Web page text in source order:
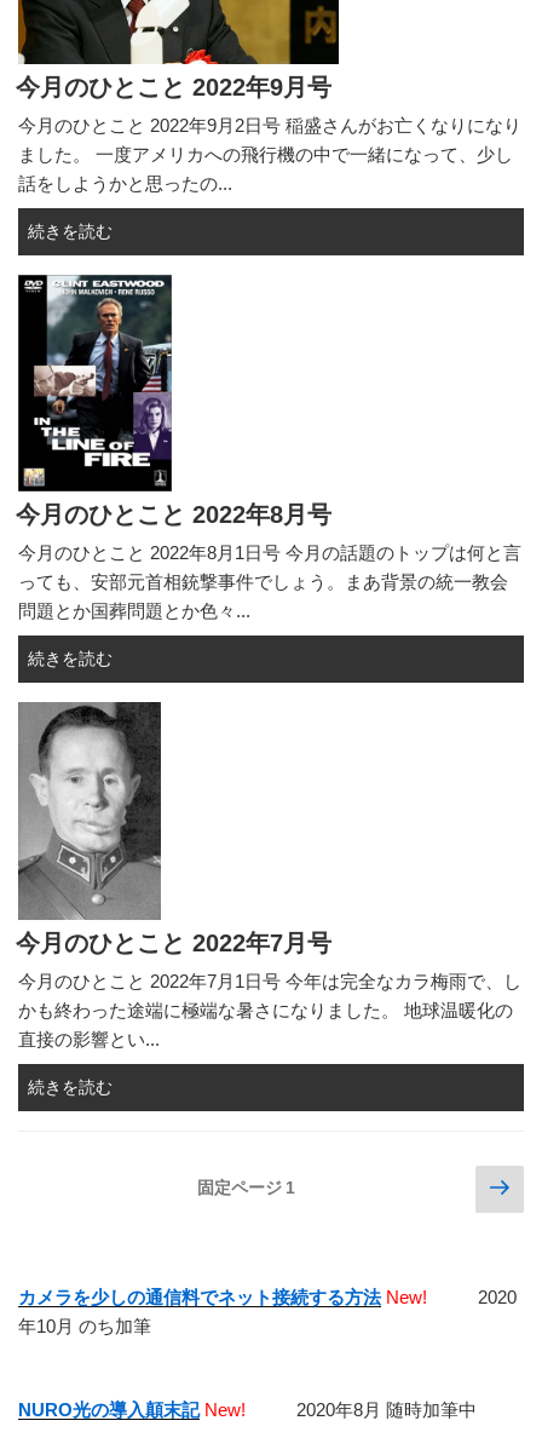
今月のひとこと 2022年9月号
今月のひとこと 2022年9月2日号 稲盛さんがお亡くなりになり
ました。 一度アメリカへの飛行機の中で一緒になって、少し
話をしようかと思ったの...
続きを読む
今月のひとこと 2022年8月号
今月のひとこと 2022年8月1日号 今月の話題のトップは何と言
っても、安部元首相銃撃事件でしょう。まあ背景の統一教会
問題とか国葬問題とか色々...
続きを読む
今月のひとこと 2022年7月号
今月のひとこと 2022年7月1日号 今年は完全なカラ梅雨で、し
かも終わった途端に極端な暑さになりました。 地球温暖化の
直接の影響とい...
続きを読む
ペ
ー
り
固定ページ 1
次
の
ジ
カメラを少しの通信料でネット接続する方法 New! 2020
年10月 のち加筆
NURO光の導入顛末記 New! 2020年8月 随時加筆中